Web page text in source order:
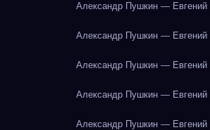
Александр Пушкин — Евгений
Александр Пушкин — Евгений
Александр Пушкин — Евгений
Александр Пушкин — Евгений
Александр Пушкин — Евгений